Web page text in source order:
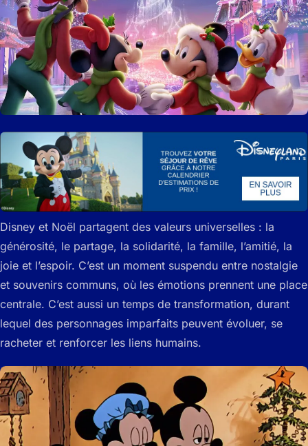
Disney et Noël partagent des valeurs universelles : la
générosité, le partage, la solidarité, la famille, l’amitié, la
joie et l’espoir. C’est un moment suspendu entre nostalgie
et souvenirs communs, où les émotions prennent une place
centrale. C’est aussi un temps de transformation, durant
lequel des personnages imparfaits peuvent évoluer, se
racheter et renforcer les liens humains.